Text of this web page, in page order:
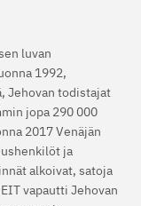
luvan
1992,
Jehovan todistajat
jopa 290 000
2017 Venäjän
ja
alkoivat, satoja
vapautti Jehovan